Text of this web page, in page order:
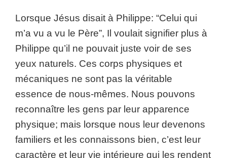
Lorsque Jésus disait à Philippe: “Celui qui
m’a vu a vu le Père”, Il voulait signifier plus à
Philippe qu’il ne pouvait juste voir de ses
yeux naturels. Ces corps physiques et
mécaniques ne sont pas la véritable
essence de nous-mêmes. Nous pouvons
reconnaître les gens par leur apparence
physique; mais lorsque nous leur devenons
familiers et les connaissons bien, c’est leur
caractère et leur vie intérieure qui les rendent